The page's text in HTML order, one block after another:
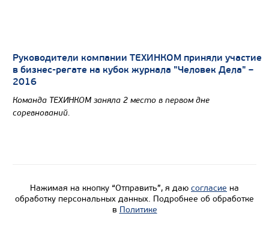
Руководители компании ТЕХИНКОМ приняли участие
в бизнес-регате на кубок журнала "Человек Дела" –
2016
Команда ТЕХИНКОМ заняла 2 место в первом дне
соревнований.
Нажимая на кнопку “Отправить”, я даю согласие на
обработку персональных данных. Подробнее об обработке
в Политике